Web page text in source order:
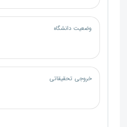
وضعیت دانشگاه
خروجی تحقیقاتی